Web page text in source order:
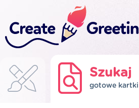
Szukaj
gotowe kartki